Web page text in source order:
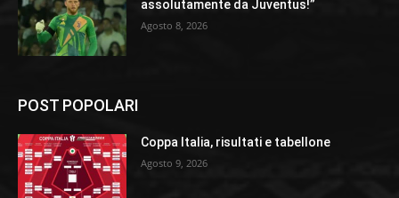
assolutamente da Juventus!”
Agosto 8, 2026
POST POPOLARI
Coppa Italia, risultati e tabellone
Agosto 9, 2026